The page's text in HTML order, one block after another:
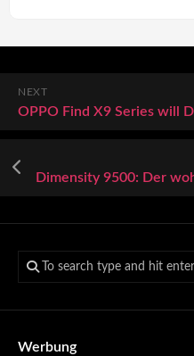
NEXT
Werbung